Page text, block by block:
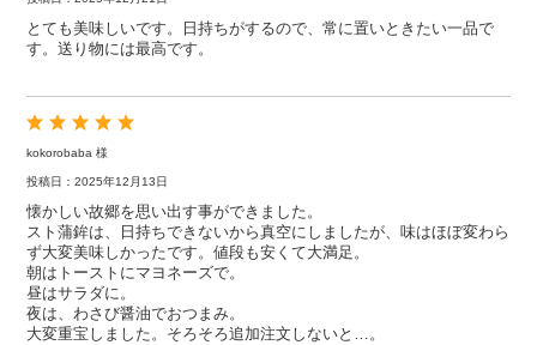
とても美味しいです。日持ちがするので、常に置いときたい一品で
す。送り物には最高です。
kokorobaba 様
投稿日：2025年12月13日
懐かしい故郷を思い出す事ができました。
スト蒲鉾は、日持ちできないから真空にしましたが、味はほぼ変わら
ず大変美味しかったです。値段も安くて大満足。
朝はトーストにマヨネーズで。
昼はサラダに。
夜は、わさび醤油でおつまみ。
大変重宝しました。そろそろ追加注文しないと…。